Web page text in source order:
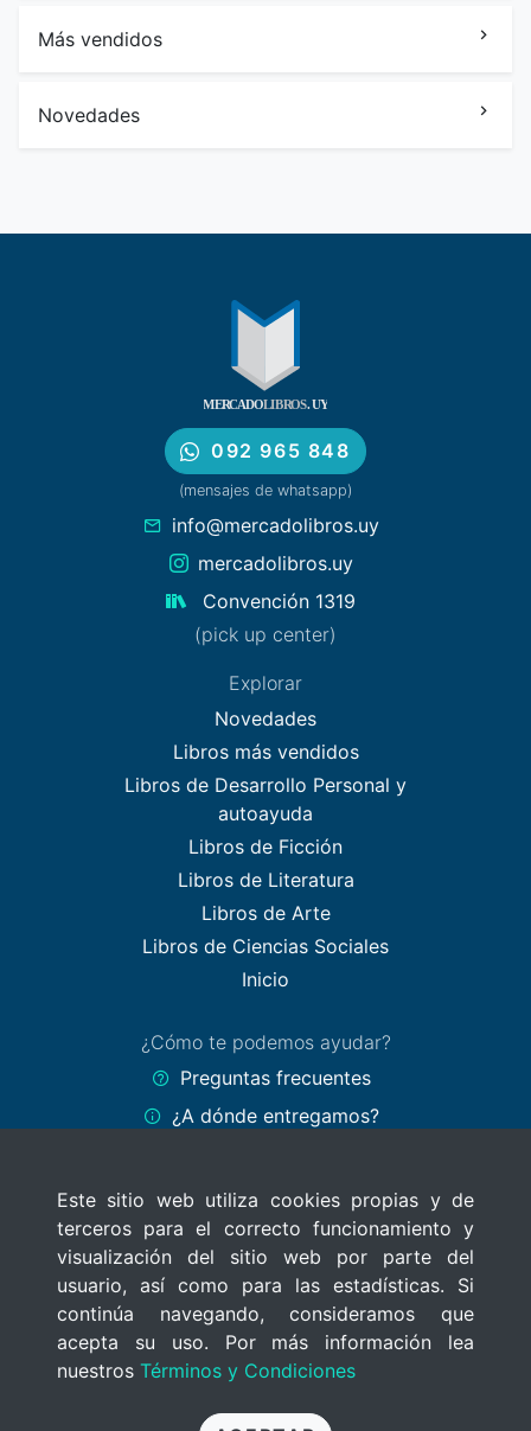
Este sitio web utiliza cookies propias y de
terceros para el correcto funcionamiento y
visualización del sitio web por parte del
usuario, así como para las estadísticas. Si
continúa navegando, consideramos que
acepta su uso. Por más información lea
nuestros Términos y Condiciones
Más vendidos
Novedades
092 965 848
(mensajes de whatsapp)
info@mercadolibros.uy
mercadolibros.uy
Convención 1319
(pick up center)
Explorar
Novedades
Libros más vendidos
Libros de Desarrollo Personal y
autoayuda
Libros de Ficción
Libros de Literatura
Libros de Arte
Libros de Ciencias Sociales
Inicio
¿Cómo te podemos ayudar?
Preguntas frecuentes
¿A dónde entregamos?
Políticas del sitio
Términos y Condiciones
Políticas de privacidad
Uso de cookies
© 2020 MercadoLibros Uruguay